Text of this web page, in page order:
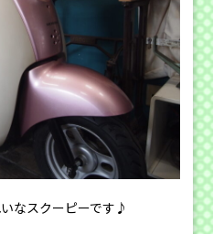
なスクーピーです♪